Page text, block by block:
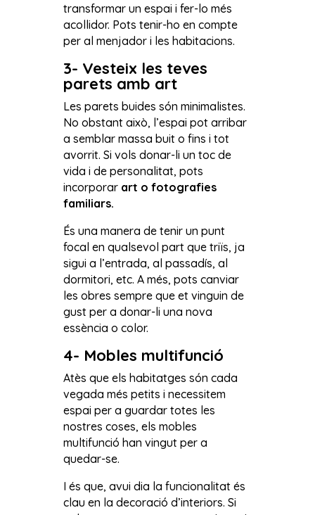
transformar un espai i fer-lo més
acollidor. Pots tenir-ho en compte
per al menjador i les habitacions.
3- Vesteix les teves
parets amb art
Les parets buides són minimalistes.
No obstant això, l’espai pot arribar
a semblar massa buit o fins i tot
avorrit. Si vols donar-li un toc de
vida i de personalitat, pots
incorporar art o fotografies
familiars.
És una manera de tenir un punt
focal en qualsevol part que triïs, ja
sigui a l’entrada, al passadís, al
dormitori, etc. A més, pots canviar
les obres sempre que et vinguin de
gust per a donar-li una nova
essència o color.
4- Mobles multifunció
Atès que els habitatges són cada
vegada més petits i necessitem
espai per a guardar totes les
nostres coses, els mobles
multifunció han vingut per a
quedar-se.
I és que, avui dia la funcionalitat és
clau en la decoració d’interiors. Si